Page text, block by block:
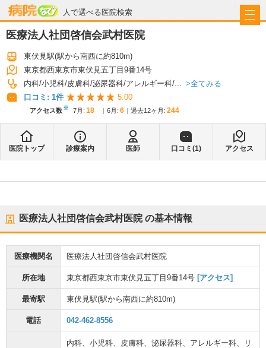
人で選べる医院検索
病院なび
医療法人社団啓信会武村医院
東伏見駅(駅から南西に約810m)
東京都西東京市東伏見五丁目9番14号
内科 小児科 皮膚科 泌尿器科 アレルギー科 ...
全てみる
口コミ: 1件 5.00
アクセス数※ 7月 : 18 6月 : 6 過去12ヶ月: 244
医院トップ 診療案内 医師 口コミ(1) アクセス
医療法人社団啓信会武村医院の基本情報
医療機関名 医療法人社団啓信会武村医院
所在地 東京都西東京市東伏見五丁目9番14号 [アクセス]
最寄駅 東伏見駅(駅から南西に約810m)
電話 042-462-8556
内科、 小児科、 皮膚科、 泌尿器科、 アレルギー科、
リ